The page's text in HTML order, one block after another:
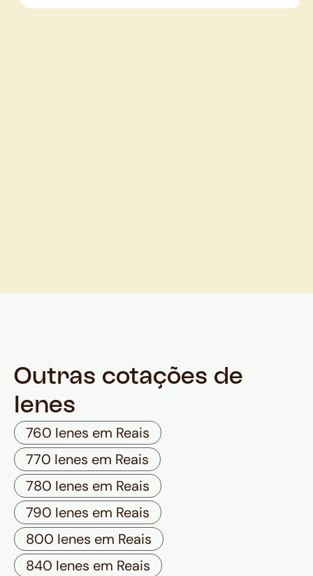
Outras cotações de
Ienes
760 Ienes em Reais
770 Ienes em Reais
780 Ienes em Reais
790 Ienes em Reais
800 Ienes em Reais
840 Ienes em Reais